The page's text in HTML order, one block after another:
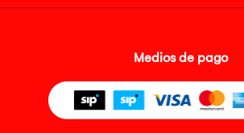
Medios de pago